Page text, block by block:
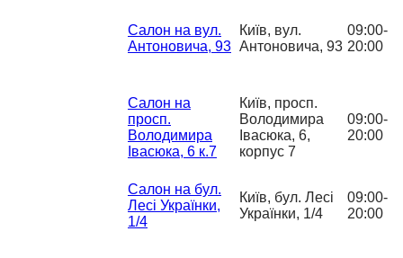
Салон на вул.
Антоновича, 93
Київ, вул.
Антоновича, 93
09:00-
20:00
Салон на
просп.
Володимира
Івасюка, 6 к.7
Київ, просп.
Володимира
Івасюка, 6,
корпус 7
09:00-
20:00
Салон на бул.
Лесі Українки,
1/4
Київ, бул. Лесі
Українки, 1/4
09:00-
20:00